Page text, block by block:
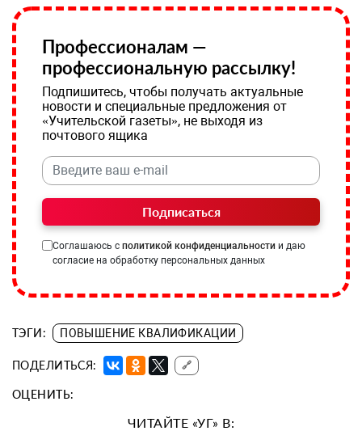
Профессионалам —
профессиональную рассылку!
Подпишитесь, чтобы получать актуальные
новости и специальные предложения от
«Учительской газеты», не выходя из
почтового ящика
Подписаться
Соглашаюсь с политикой конфиденциальности и даю
согласие на обработку персональных данных
ТЭГИ: ПОВЫШЕНИЕ КВАЛИФИКАЦИИ
ПОДЕЛИТЬСЯ: 🔗
ОЦЕНИТЬ:
ЧИТАЙТЕ «УГ» В: